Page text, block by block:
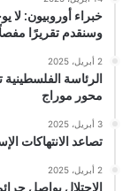
خبراء أوروبيون: لا
وسنقدم تقريرًا
2 أبريل، 2025
الرئاسة الفلسطينية
محور موراج
3 أبريل، 2025
تصاعد الانتهاكات
2 أبريل، 2025